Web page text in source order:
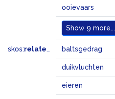
ooievaars
Show 9 more...
skos:related baltsgedrag
duikvluchten
eieren